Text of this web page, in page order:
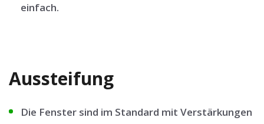
einfach.
Aussteifung
Die Fenster sind im Standard mit Verstärkungen